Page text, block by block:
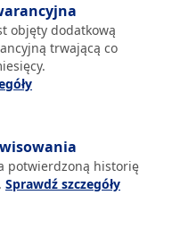
objęty dodatkową
trwającą co
potwierdzoną historię
Sprawdź szczegóły